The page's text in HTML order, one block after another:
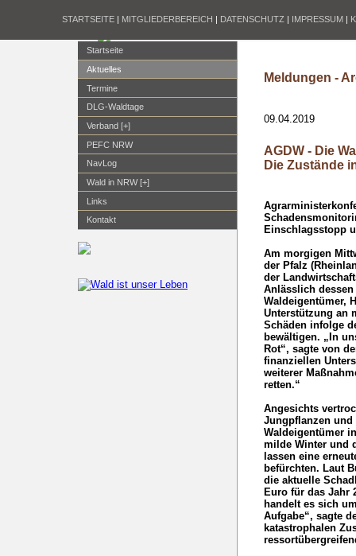
STARTSEITE | MITGLIEDERBEREICH | DATENSCHUTZ | IMPRESSUM |
Startseite
Aktuelles
Termine
DLG-Waldtage
Verband [+]
PEFC NRW
NavLog
Wald in NRW [+]
Links
Kontakt
Meldungen -
09.04.2019
AGDW - Die
Die Zustände
Einschlagsstopp
Am morgigen
der Pfalz
der
Anlässlich dessen
Waldeigentümer,
Unterstützung an
Schäden infolge
bewältigen. „In
Rot“, sagte von
finanziellen
weiterer
retten.“
Angesichts
Jungpflanzen
Waldeigentümer
milde Winter und
lassen eine
befürchten. Laut
die aktuelle
Euro für das Jahr
handelt es sich
Aufgabe“, sagte
katastrophalen